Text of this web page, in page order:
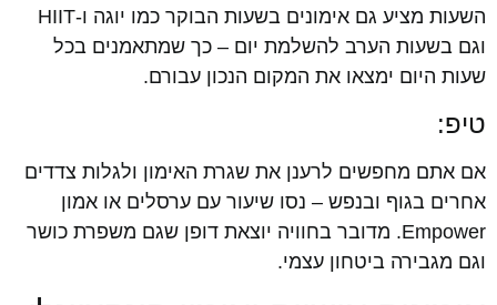
השעות מציע גם אימונים בשעות הבוקר כמו יוגה ו-HIIT
וגם בשעות הערב להשלמת יום – כך שמתאמנים בכל
שעות היום ימצאו את המקום הנכון עבורם.
טיפ:
אם אתם מחפשים לרענן את שגרת האימון ולגלות צדדים
אחרים בגוף ובנפש – נסו שיעור עם ערסלים או אמון
Empower. מדובר בחוויה יוצאת דופן שגם משפרת כושר
וגם מגבירה ביטחון עצמי.